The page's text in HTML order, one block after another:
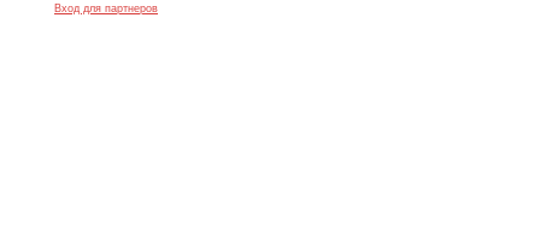
Вход для партнеров